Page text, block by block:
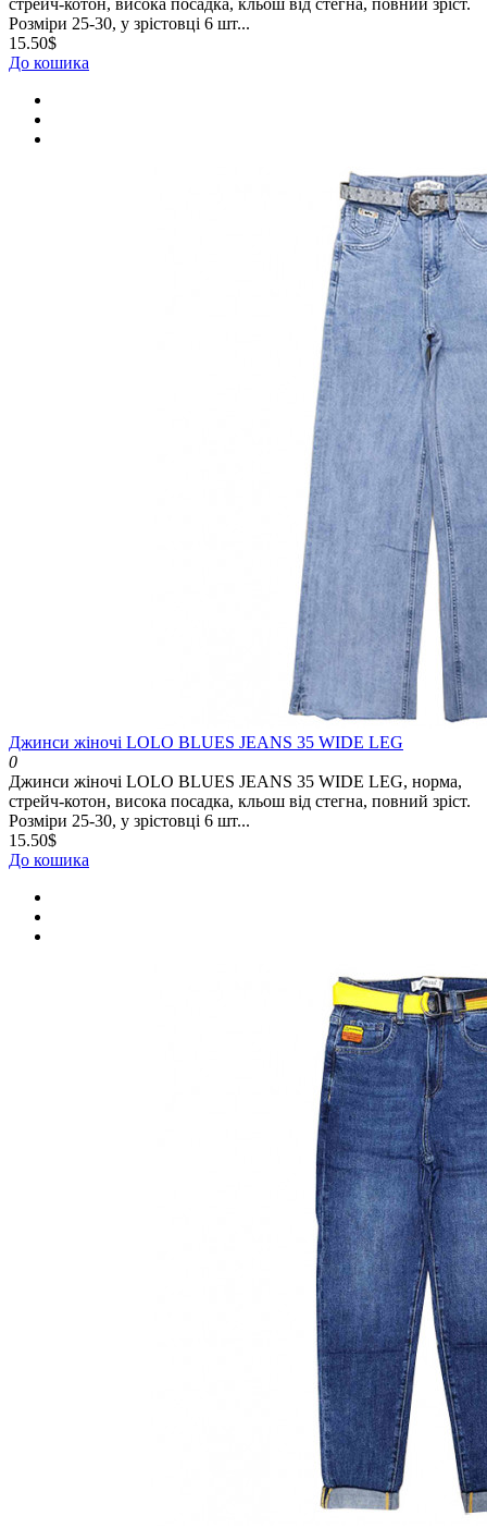
Розміри 25-30, у зрістовці 6 шт...
15.50$
До кошика
Джинси жіночі LOLO BLUES JEANS 35 WIDE LEG
0
Джинси жіночі LOLO BLUES JEANS 35 WIDE LEG, норма,
стрейч-котон, висока посадка, кльош від стегна, повний зріст.
Розміри 25-30, у зрістовці 6 шт...
15.50$
До кошика